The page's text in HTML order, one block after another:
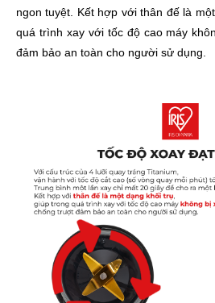
ngon tuyệt. Kết hợp với thân đế là
quá trình xay với tốc độ cao máy
đảm bảo an toàn cho người sử dụng.